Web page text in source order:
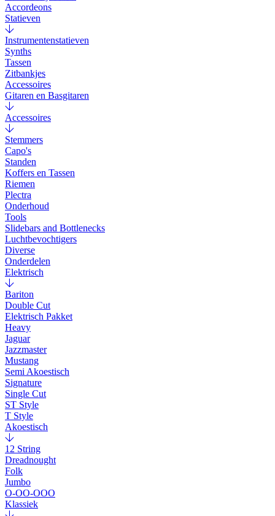
Accordeons
Statieven
Instrumentenstatieven
Synths
Tassen
Zitbankjes
Accessoires
Gitaren en Basgitaren
Accessoires
Stemmers
Capo's
Standen
Koffers en Tassen
Riemen
Plectra
Onderhoud
Tools
Slidebars and Bottlenecks
Luchtbevochtigers
Diverse
Onderdelen
Elektrisch
Bariton
Double Cut
Elektrisch Pakket
Heavy
Jaguar
Jazzmaster
Mustang
Semi Akoestisch
Signature
Single Cut
ST Style
T Style
Akoestisch
12 String
Dreadnought
Folk
Jumbo
O-OO-OOO
Klassiek